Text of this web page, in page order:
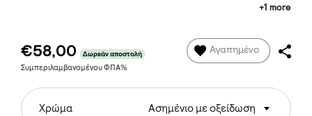
+1 more
€58,00 Δωρεάν αποστολή
Συμπεριλαμβανομένου ΦΠΑ%
Αγαπημένο
Χρώμα Ασημένιο με οξείδωση